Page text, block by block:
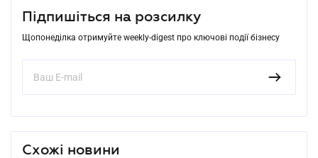
Підпишіться на розсилку
Щопонеділка отримуйте weekly-digest про ключові події бізнесу
Схожі новини